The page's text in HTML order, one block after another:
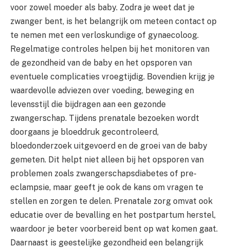
voor zowel moeder als baby. Zodra je weet dat je
zwanger bent, is het belangrijk om meteen contact op
te nemen met een verloskundige of gynaecoloog.
Regelmatige controles helpen bij het monitoren van
de gezondheid van de baby en het opsporen van
eventuele complicaties vroegtijdig. Bovendien krijg je
waardevolle adviezen over voeding, beweging en
levensstijl die bijdragen aan een gezonde
zwangerschap. Tijdens prenatale bezoeken wordt
doorgaans je bloeddruk gecontroleerd,
bloedonderzoek uitgevoerd en de groei van de baby
gemeten. Dit helpt niet alleen bij het opsporen van
problemen zoals zwangerschapsdiabetes of pre-
eclampsie, maar geeft je ook de kans om vragen te
stellen en zorgen te delen. Prenatale zorg omvat ook
educatie over de bevalling en het postpartum herstel,
waardoor je beter voorbereid bent op wat komen gaat.
Daarnaast is geestelijke gezondheid een belangrijk